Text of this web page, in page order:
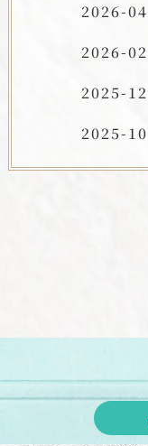
2026-04
2026-02
2025-12
2025-10